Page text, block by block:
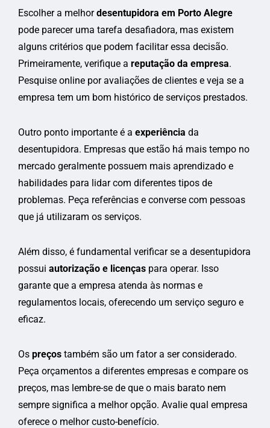
Escolher a melhordesentupidora em Porto Alegre
pode parecer uma tarefa desafiadora, mas existem
alguns critérios que podem facilitar essa decisão.
Primeiramente, verifique a reputação da empresa.
Pesquise online por avaliações de clientes e veja se a
empresa tem um bom histórico de serviços prestados.
Outro ponto importante é a experiência da
desentupidora. Empresas que estão há mais tempo no
mercado geralmente possuem mais aprendizado e
habilidades para lidar com diferentes tipos de
problemas. Peça referências e converse com pessoas
que já utilizaram os serviços.
Além disso, é fundamental verificar se a desentupidora
possui autorização e licenças para operar. Isso
garante que a empresa atenda às normas e
regulamentos locais, oferecendo um serviço seguro e
eficaz.
Os preços também são um fator a ser considerado.
Peça orçamentos a diferentes empresas e compare os
preços, mas lembre-se de que o mais barato nem
sempre significa a melhor opção. Avalie qual empresa
oferece o melhor custo-benefício.